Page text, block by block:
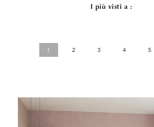
I più visti a :
1 2 3 4 5